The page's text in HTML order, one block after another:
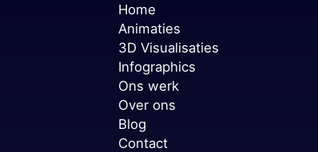
Home
Animaties
3D Visualisaties
Infographics
Ons werk
Over ons
Blog
Contact